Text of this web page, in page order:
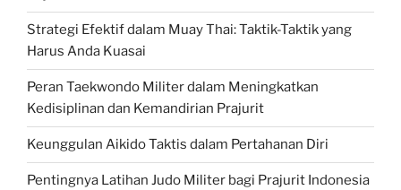
Strategi Efektif dalam Muay Thai: Taktik-Taktik yang
Harus Anda Kuasai
Peran Taekwondo Militer dalam Meningkatkan
Kedisiplinan dan Kemandirian Prajurit
Keunggulan Aikido Taktis dalam Pertahanan Diri
Pentingnya Latihan Judo Militer bagi Prajurit Indonesia